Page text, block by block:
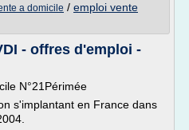
a domicile / emploi vente
- offres d'emploi -
N°21Périmée
s'implantant en France dans